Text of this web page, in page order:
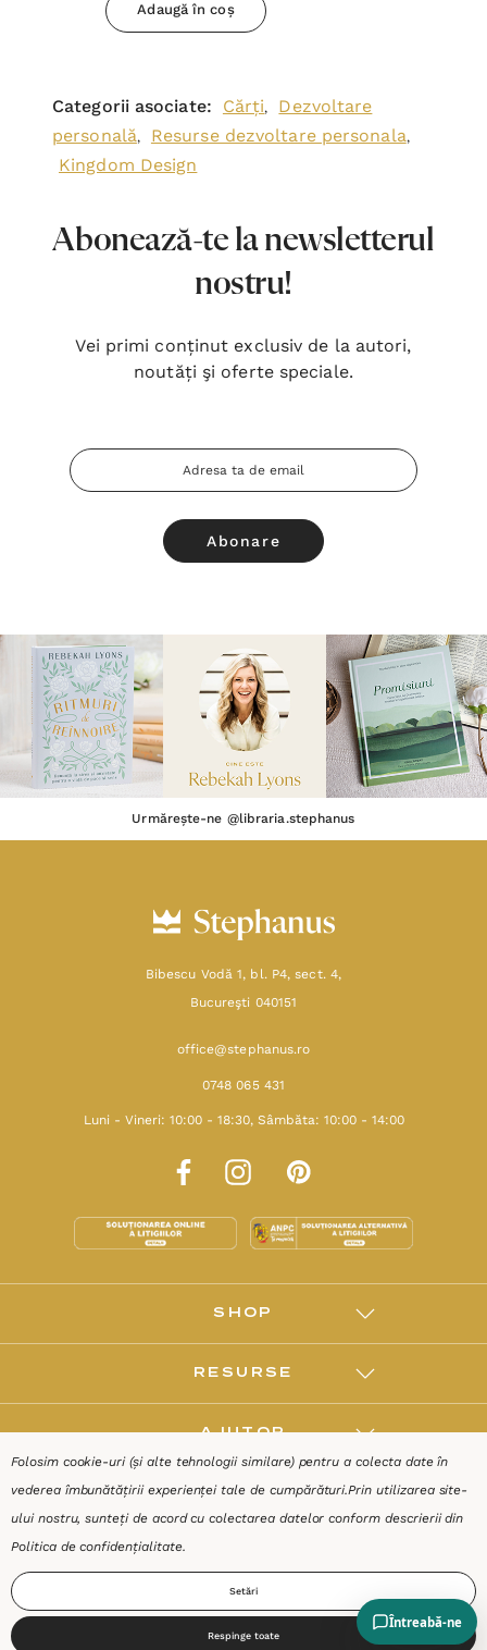
Adaugă în coș
Categorii asociate: Cărți,
Dezvoltare
personală, Resurse dezvoltare personala,
Kingdom Design
Abonează-te la newsletterul
nostru!
Vei primi conținut exclusiv de la autori,
noutăți şi oferte speciale.
Adresa
Email
Urmărește-ne @libraria.stephanus
Bibescu Vodă 1, bl. P4, sect. 4,
Bucureşti 040151
office@stephanus.ro
0748 065 431
Luni - Vineri: 10:00 - 18:30, Sâmbăta: 10:00 - 14:00
SHOP
RESURSE
AJUTOR
DESPRE
Folosim cookie-uri (și alte tehnologii similare) pentru a colecta date în
vederea îmbunătățirii experienței tale de cumpărături.Prin utilizarea site-
ului nostru, sunteți de acord cu colectarea datelor conform descrierii din
Politica de confidențialitate.
Setări
Respinge toate